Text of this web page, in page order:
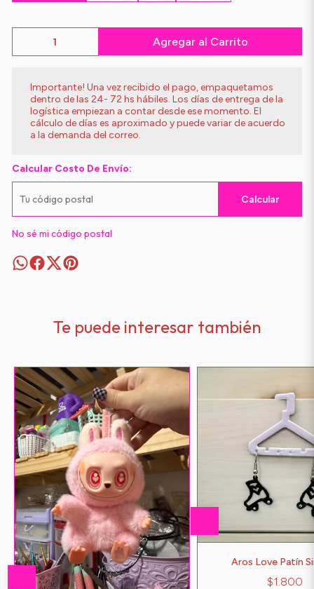
Agregar al Carrito
Importante! Una vez recibido el pago, empaquetamos
dentro de las 24- 72 hs hábiles. Los días de entrega de la
logística empiezan a contar desde ese momento. El
cálculo de días es aproximado y puede variar de acuerdo
a la demanda del correo.
Calcular Costo De Envío:
Calcular
No sé mi código postal
Te puede interesar también
Aros Love Patín
$1.800